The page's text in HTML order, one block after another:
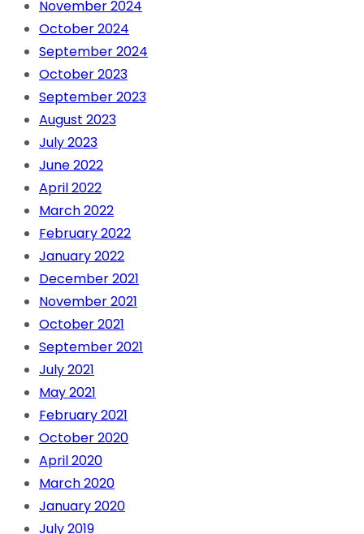
November 2024
October 2024
September 2024
October 2023
September 2023
August 2023
July 2023
June 2022
April 2022
March 2022
February 2022
January 2022
December 2021
November 2021
October 2021
September 2021
July 2021
May 2021
February 2021
October 2020
April 2020
March 2020
January 2020
July 2019